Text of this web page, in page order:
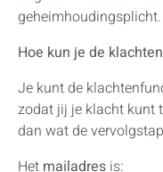
geheimhoudingsplicht.
Hoe kun je de
Je kunt de
zodat jij je klacht kunt
dan wat de
Het mailadres is: